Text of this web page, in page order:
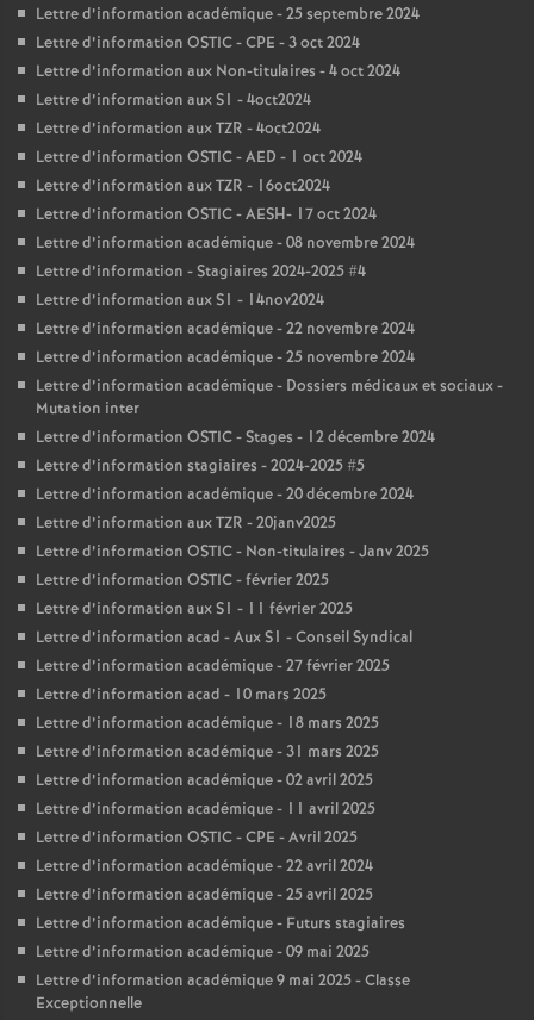
Lettre d’information académique - 25 septembre 2024
Lettre d’information OSTIC - CPE - 3 oct 2024
Lettre d’information aux Non-titulaires - 4 oct 2024
Lettre d’information aux S1 - 4oct2024
Lettre d’information aux TZR - 4oct2024
Lettre d’information OSTIC - AED - 1 oct 2024
Lettre d’information aux TZR - 16oct2024
Lettre d’information OSTIC - AESH- 17 oct 2024
Lettre d’information académique - 08 novembre 2024
Lettre d’information - Stagiaires 2024-2025 #4
Lettre d’information aux S1 - 14nov2024
Lettre d’information académique - 22 novembre 2024
Lettre d’information académique - 25 novembre 2024
Lettre d’information académique - Dossiers médicaux et sociaux -
Mutation inter
Lettre d’information OSTIC - Stages - 12 décembre 2024
Lettre d’information stagiaires - 2024-2025 #5
Lettre d’information académique - 20 décembre 2024
Lettre d’information aux TZR - 20janv2025
Lettre d’information OSTIC - Non-titulaires - Janv 2025
Lettre d’information OSTIC - février 2025
Lettre d’information aux S1 - 11 février 2025
Lettre d’information acad - Aux S1 - Conseil Syndical
Lettre d’information académique - 27 février 2025
Lettre d’information acad - 10 mars 2025
Lettre d’information académique - 18 mars 2025
Lettre d’information académique - 31 mars 2025
Lettre d’information académique - 02 avril 2025
Lettre d’information académique - 11 avril 2025
Lettre d’information OSTIC - CPE - Avril 2025
Lettre d’information académique - 22 avril 2024
Lettre d’information académique - 25 avril 2025
Lettre d’information académique - Futurs stagiaires
Lettre d’information académique - 09 mai 2025
Lettre d’information académique 9 mai 2025 - Classe
Exceptionnelle